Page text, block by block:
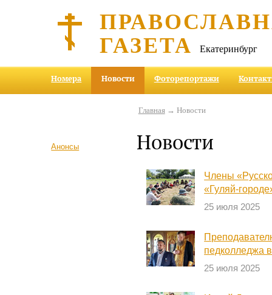
ГАЗЕТА Екатеринбург
Номера Новости Фоторепортажи
Анонсы
Главная→ Новости
Новости
Члены
«Гуляй-
25 июля 2025
педколледжа
25 июля 2025